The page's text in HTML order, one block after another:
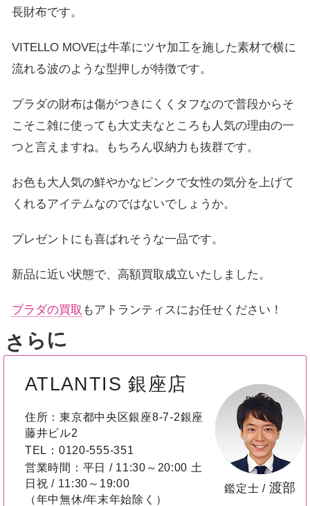
長財布です。
VITELLO MOVEは牛革にツヤ加工を施した素材で横に
流れる波のような型押しが特徴です。
プラダの財布は傷がつきにくくタフなので普段からそ
こそこ雑に使っても大丈夫なところも人気の理由の一
つと言えますね。もちろん収納力も抜群です。
お色も大人気の鮮やかなピンクで女性の気分を上げて
くれるアイテムなのではないでしょうか。
プレゼントにも喜ばれそうな一品です。
新品に近い状態で、高額買取成立いたしました。
プラダの買取 もアトランティスにお任せください！
ATLANTIS 銀座店
住所：東京都中央区銀座8-7-2銀座
藤井ビル2
TEL：0120-555-351
営業時間：平日 / 11:30～20:00 土
日祝 / 11:30～19:00
（年中無休/年末年始除く）
鑑定士 / 渡部
さらに